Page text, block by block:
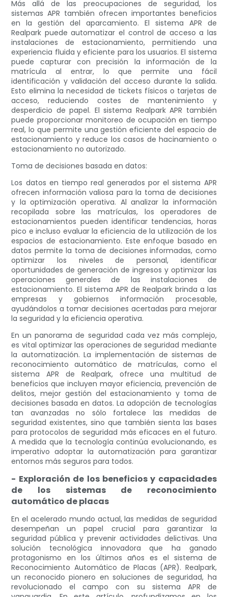
Más allá de las preocupaciones de seguridad, los
sistemas APR también ofrecen importantes beneficios
en la gestión del aparcamiento. El sistema APR de
Realpark puede automatizar el control de acceso a las
instalaciones de estacionamiento, permitiendo una
experiencia fluida y eficiente para los usuarios. El sistema
puede capturar con precisión la información de la
matrícula al entrar, lo que permite una fácil
identificación y validación del acceso durante la salida.
Esto elimina la necesidad de tickets físicos o tarjetas de
acceso, reduciendo costes de mantenimiento y
desperdicio de papel. El sistema Realpark APR también
puede proporcionar monitoreo de ocupación en tiempo
real, lo que permite una gestión eficiente del espacio de
estacionamiento y reduce los casos de hacinamiento o
estacionamiento no autorizado.
Toma de decisiones basada en datos:
Los datos en tiempo real generados por el sistema APR
ofrecen información valiosa para la toma de decisiones
y la optimización operativa. Al analizar la información
recopilada sobre las matrículas, los operadores de
estacionamientos pueden identificar tendencias, horas
pico e incluso evaluar la eficiencia de la utilización de los
espacios de estacionamiento. Este enfoque basado en
datos permite la toma de decisiones informadas, como
optimizar los niveles de personal, identificar
oportunidades de generación de ingresos y optimizar las
operaciones generales de las instalaciones de
estacionamiento. El sistema APR de Realpark brinda a las
empresas y gobiernos información procesable,
ayudándolos a tomar decisiones acertadas para mejorar
la seguridad y la eficiencia operativa.
En un panorama de seguridad cada vez más complejo,
es vital optimizar las operaciones de seguridad mediante
la automatización. La implementación de sistemas de
reconocimiento automático de matrículas, como el
sistema APR de Realpark, ofrece una multitud de
beneficios que incluyen mayor eficiencia, prevención de
delitos, mejor gestión del estacionamiento y toma de
decisiones basada en datos. La adopción de tecnologías
tan avanzadas no sólo fortalece las medidas de
seguridad existentes, sino que también sienta las bases
para protocolos de seguridad más eficaces en el futuro.
A medida que la tecnología continúa evolucionando, es
imperativo adoptar la automatización para garantizar
entornos más seguros para todos.
- Exploración de los beneficios y capacidades
de los sistemas de reconocimiento
automático de placas
En el acelerado mundo actual, las medidas de seguridad
desempeñan un papel crucial para garantizar la
seguridad pública y prevenir actividades delictivas. Una
solución tecnológica innovadora que ha ganado
protagonismo en los últimos años es el sistema de
Reconocimiento Automático de Placas (APR). Realpark,
un reconocido pionero en soluciones de seguridad, ha
revolucionado el campo con su sistema APR de